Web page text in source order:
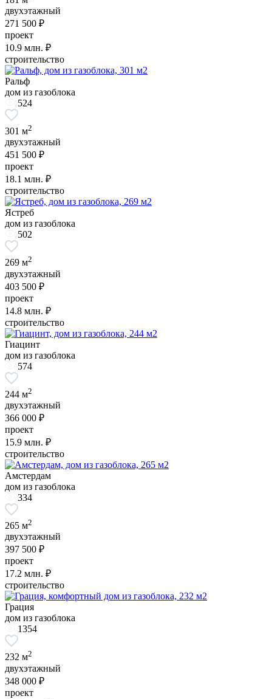
двухэтажный
271 500 ₽
проект
10.9 млн. ₽
строительство
Ральф
дом из газоблока
524
301 м2
двухэтажный
451 500 ₽
проект
18.1 млн. ₽
строительство
Ястреб
дом из газоблока
502
269 м2
двухэтажный
403 500 ₽
проект
14.8 млн. ₽
строительство
Гиацинт
дом из газоблока
574
244 м2
двухэтажный
366 000 ₽
проект
15.9 млн. ₽
строительство
Амстердам
дом из газоблока
334
265 м2
двухэтажный
397 500 ₽
проект
17.2 млн. ₽
строительство
Грация
дом из газоблока
1354
232 м2
двухэтажный
348 000 ₽
проект